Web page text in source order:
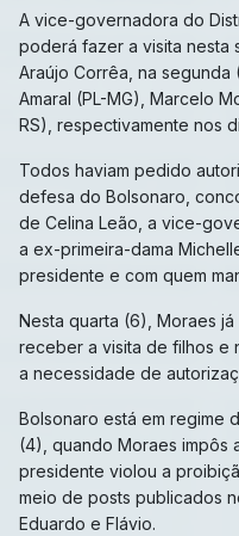
A vice-governadora do
poderá fazer a visita nesta
Araújo Corrêa, na segunda
Amaral (PL-MG), Marcelo
RS), respectivamente nos
Todos haviam pedido
defesa do Bolsonaro,
de Celina Leão, a vice-
a ex-primeira-dama
presidente e com quem
Nesta quarta (6), Moraes
receber a visita de filhos e
a necessidade de
Bolsonaro está em regime
(4), quando Moraes impôs
presidente violou a
meio de posts publicados
Eduardo e Flávio.